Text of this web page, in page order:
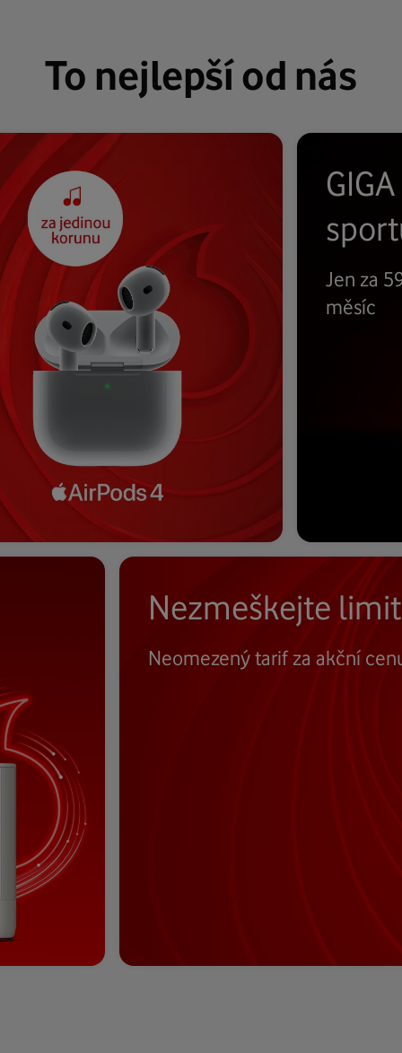
To nejlepší od nás
Jen za
měsíc
Nezmeškejte
Neomezený tarif za akční